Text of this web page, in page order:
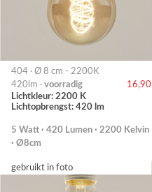
404 · Ø 8 cm - 2200K
420lm · voorradig
16,90
Lichtkleur: 2200 K
Lichtopbrengst: 420 lm
5 Watt · 420 Lumen · 2200 Kelvin
· Ø8cm
gebruikt in foto